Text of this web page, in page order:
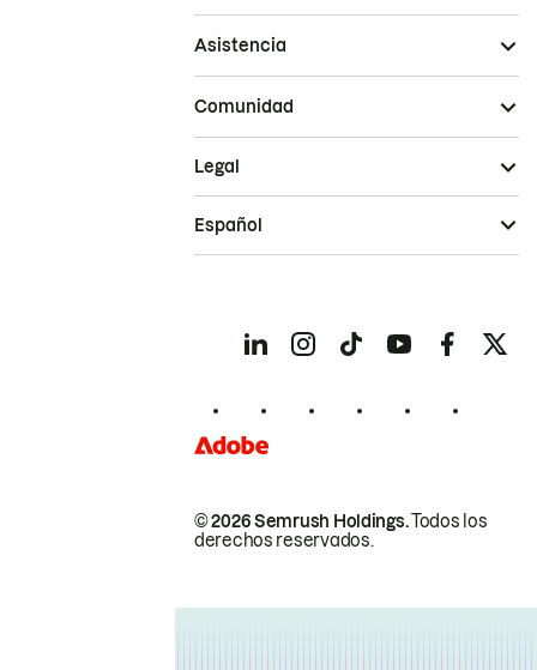
Asistencia
Comunidad
© 2026 Semrush Holdings.Todos los
derechos reservados.
Legal
Español